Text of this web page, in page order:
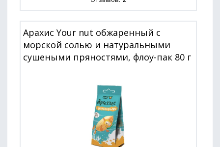
Арахис Your nut обжаренный с
морской солью и натуральными
сушеными пряностями, флоу-пак 80 г